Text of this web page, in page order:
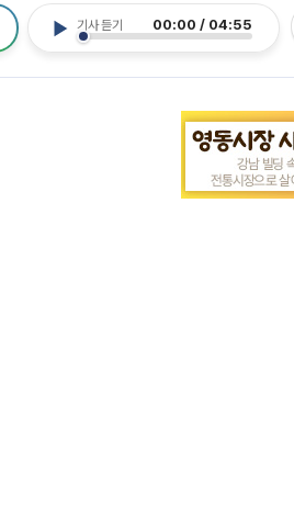
기사 듣기 00:00 / 04:55